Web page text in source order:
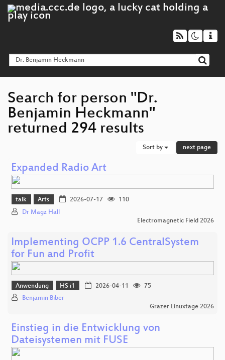
Search for person "Dr.
Benjamin Heckmann"
returned 294 results
Sort by next page
Expanded Radio Art
talk Arts 2026-07-17
110
Dr Magz Hall
Electromagnetic Field 2026
Implementing OCPP 1.6 CentralSystem
for Fun and Profit
Anwendung HS i1 2026-04-11
75
Benjamin Biber
Grazer Linuxtage 2026
Einstieg in die Entwicklung von
Dateisystemen mit FUSE